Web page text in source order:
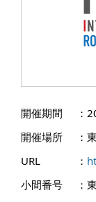
開催期間 ：
開催場所
：
URL
：
小間番号
：